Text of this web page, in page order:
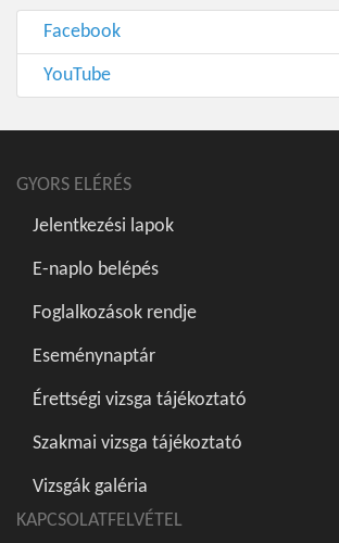
Facebook
YouTube
GYORS ELÉRÉS
Jelentkezési lapok
E-naplo belépés
Foglalkozások rendje
Eseménynaptár
Érettségi vizsga tájékoztató
Szakmai vizsga tájékoztató
Vizsgák galéria
KAPCSOLATFELVÉTEL